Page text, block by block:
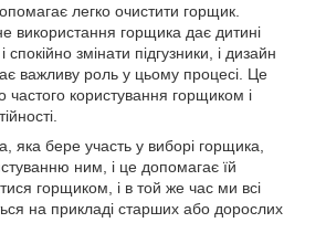
легко очистити горщик.
використання горщика дає дитині
спокійно змінати підгузники, і дизайн
важливу роль у цьому процесі. Це
користування горщиком і
яка бере участь у виборі горщика,
ним, і це допомагає їй
горщиком, і в той же час ми всі
на прикладі старших або дорослих